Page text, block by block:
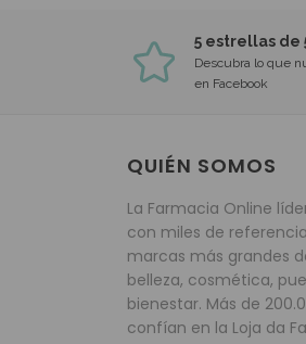
5 estrellas de
Descubra lo que
en Facebook
QUIÉN SOMOS
La Farmacia Online
con miles de
marcas más grandes
belleza, cosmética,
bienestar. Más de
confían en la Loja da